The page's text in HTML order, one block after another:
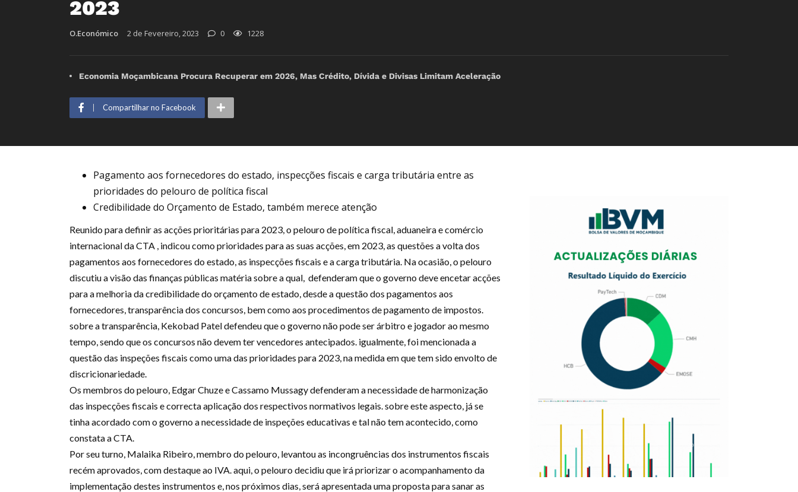
2023
O.Económico 2 de Fevereiro, 2023 0 1228
Economia Moçambicana Procura Recuperar em 2026, Mas Crédito, Dívida e Divisas Limitam Aceleração
Compartilhar no Facebook
Pagamento aos fornecedores do estado, inspecções fiscais e carga tributária entre as
prioridades do pelouro de política fiscal
Credibilidade do Orçamento de Estado, também merece atenção
Reunido para definir as acções prioritárias para 2023, o pelouro de política fiscal, aduaneira e comércio
internacional da CTA , indicou como prioridades para as suas acções, em 2023, as questões a volta dos
pagamentos aos fornecedores do estado, as inspecções fiscais e a carga tributária. Na ocasião, o pelouro
discutiu a visão das finanças públicas matéria sobre a qual, defenderam que o governo deve encetar acções
para a melhoria da credibilidade do orçamento de estado, desde a questão dos pagamentos aos
fornecedores, transparência dos concursos, bem como aos procedimentos de pagamento de impostos.
sobre a transparência, Kekobad Patel defendeu que o governo não pode ser árbitro e jogador ao mesmo
tempo, sendo que os concursos não devem ter vencedores antecipados. igualmente, foi mencionada a
questão das inspeções fiscais como uma das prioridades para 2023, na medida em que tem sido envolto de
discricionariedade.
Os membros do pelouro, Edgar Chuze e Cassamo Mussagy defenderam a necessidade de harmonização
das inspecções fiscais e correcta aplicação dos respectivos normativos legais. sobre este aspecto, já se
tinha acordado com o governo a necessidade de inspeções educativas e tal não tem acontecido, como
constata a CTA.
Por seu turno, Malaika Ribeiro, membro do pelouro, levantou as incongruências dos instrumentos fiscais
recém aprovados, com destaque ao IVA. aqui, o pelouro decidiu que irá priorizar o acompanhamento da
implementação destes instrumentos e, nos próximos dias, será apresentada uma proposta para sanar as